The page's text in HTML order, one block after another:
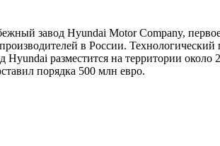
завод Hyundai Motor Company,
в России.
Hyundai разместится на территории
порядка 500 млн евро.